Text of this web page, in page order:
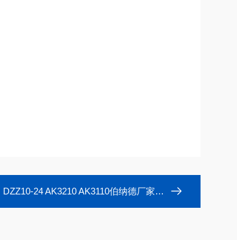
DZZ10-24 AK3210 AK3110伯纳德厂家多回转调节型执行器配球阀蝶阀